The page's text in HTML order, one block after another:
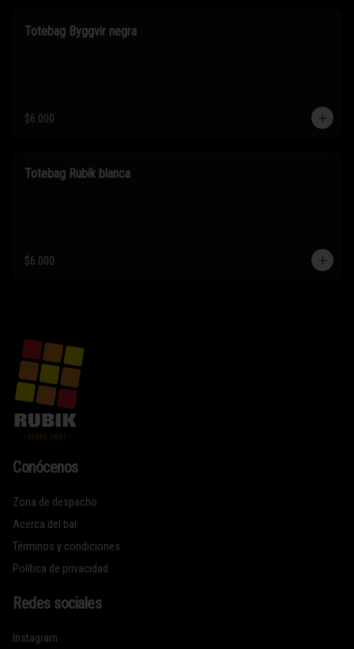
Totebag Byggvir negra
$6.000
Totebag Rubik blanca
$6.000
Conócenos
Zona de despacho
Acerca del bar
Términos y condiciones
Política de privacidad
Redes sociales
Instagram